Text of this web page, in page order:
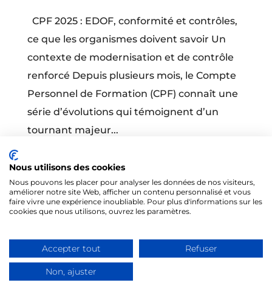
CPF 2025 : EDOF, conformité et contrôles,
ce que les organismes doivent savoir Un
contexte de modernisation et de contrôle
renforcé Depuis plusieurs mois, le Compte
Personnel de Formation (CPF) connaît une
série d’évolutions qui témoignent d’un
tournant majeur...
Mentions légales-CGV
Nous utilisons des cookies
Nous pouvons les placer pour analyser les données de nos visiteurs,
améliorer notre site Web, afficher un contenu personnalisé et vous
faire vivre une expérience inoubliable. Pour plus d'informations sur les
cookies que nous utilisons, ouvrez les paramètres.
Accepter tout Refuser
Non, ajuster